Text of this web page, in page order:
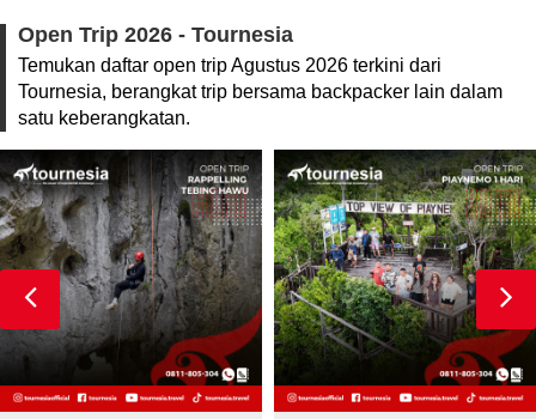
Open Trip 2026 - Tournesia
Temukan daftar open trip Agustus 2026 terkini dari
Tournesia, berangkat trip bersama backpacker lain dalam
satu keberangkatan.